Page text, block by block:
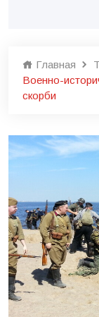
Главная
Военно-
скорби